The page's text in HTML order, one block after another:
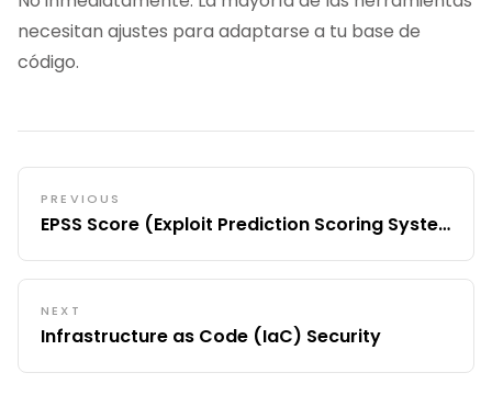
necesitan ajustes para adaptarse a tu base de
código.
PREVIOUS
EPSS Score (Exploit Prediction Scoring System)
NEXT
Infrastructure as Code (IaC) Security